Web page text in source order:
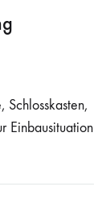
Einbausituation